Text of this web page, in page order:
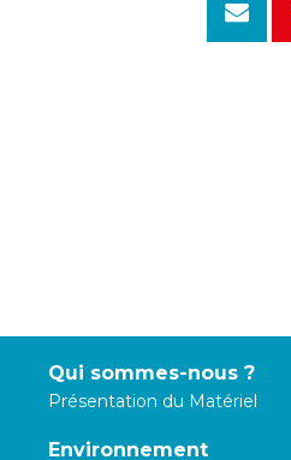
Qui sommes-nous ?
Présentation du Matériel
Environnement